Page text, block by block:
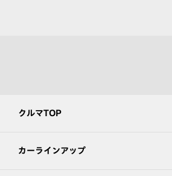
クルマTOP
カーラインアップ